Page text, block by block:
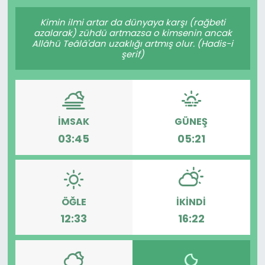
Kimin ilmi artar da dünyaya karşı (rağbeti
azalarak) zühdü artmazsa o kimsenin ancak
Allâhü Teâlâ'dan uzaklığı artmış olur. (Hadis-i
şerif)
İMSAK
03:45
GÜNEŞ
05:21
ÖĞLE
12:33
İKINDI
16:22
Gündem
KKTC
KKTC YEREL SEÇİM 2018
Kültür Sanat
Magazin
Nöbetçi Eczaneler
Otomobil Dünyası